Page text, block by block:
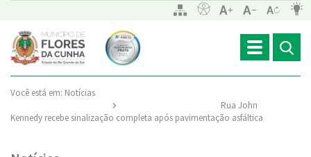
Toggle
navigation
Você está em: Notícias
Rua John
Kennedy recebe sinalização completa após pavimentação asfáltica